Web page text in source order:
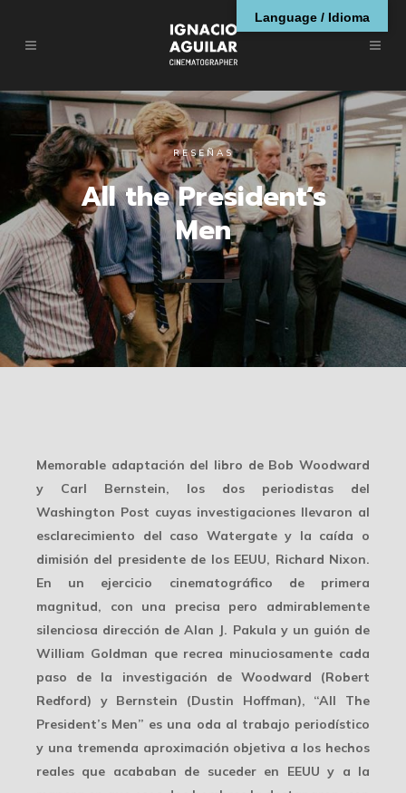
RESEÑAS
All the President’s
Men
Memorable adaptación del libro de Bob Woodward
y Carl Bernstein, los dos periodistas del
Washington Post cuyas investigaciones llevaron al
esclarecimiento del caso Watergate y la caída o
dimisión del presidente de los EEUU, Richard Nixon.
En un ejercicio cinematográfico de primera
magnitud, con una precisa pero admirablemente
silenciosa dirección de Alan J. Pakula y un guión de
William Goldman que recrea minuciosamente cada
paso de la investigación de Woodward (Robert
Redford) y Bernstein (Dustin Hoffman), “All The
President’s Men” es una oda al trabajo periodístico
y una tremenda aproximación objetiva a los hechos
reales que acababan de suceder en EEUU y a la
Language / Idioma